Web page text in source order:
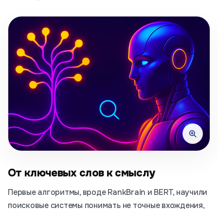
От ключевых слов к смыслу
Первые алгоритмы, вроде RankBrain и BERT, научили
поисковые системы понимать не точные вхождения,